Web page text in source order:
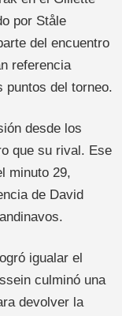
por Ståle
del encuentro
referencia
puntos del torneo.
desde los
que su rival. Ese
minuto 29,
de David
igualar el
culminó una
devolver la